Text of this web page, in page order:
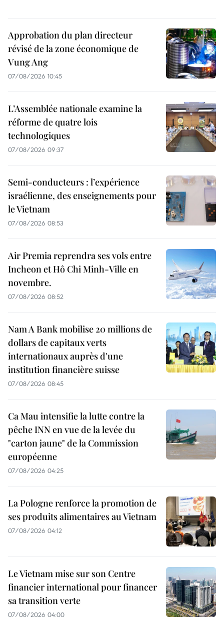
Approbation du plan directeur
révisé de la zone économique de
Vung Ang
07/08/2026 10:45
L’Assemblée nationale examine la
réforme de quatre lois
technologiques
07/08/2026 09:37
Semi-conducteurs : l’expérience
israélienne, des enseignements pour
le Vietnam
07/08/2026 08:53
Air Premia reprendra ses vols entre
Incheon et Hô Chi Minh-Ville en
novembre.
07/08/2026 08:52
Nam A Bank mobilise 20 millions de
dollars de capitaux verts
internationaux auprès d'une
institution financière suisse
07/08/2026 08:45
Ca Mau intensifie la lutte contre la
pêche INN en vue de la levée du
"carton jaune" de la Commission
européenne
07/08/2026 04:25
La Pologne renforce la promotion de
ses produits alimentaires au Vietnam
07/08/2026 04:12
Le Vietnam mise sur son Centre
financier international pour financer
sa transition verte
07/08/2026 04:00